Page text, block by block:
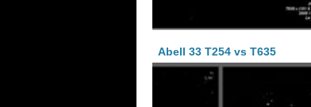
Abell 33 T254 vs T635